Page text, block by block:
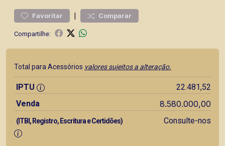
Favoritar | Comparar
Compartilhe:
Total para Acessórios valores sujeitos a alteração.
IPTU
22.481,52
Venda
8.580.000,00
(ITBI, Registro, Escritura e Certidões) Consulte-nos